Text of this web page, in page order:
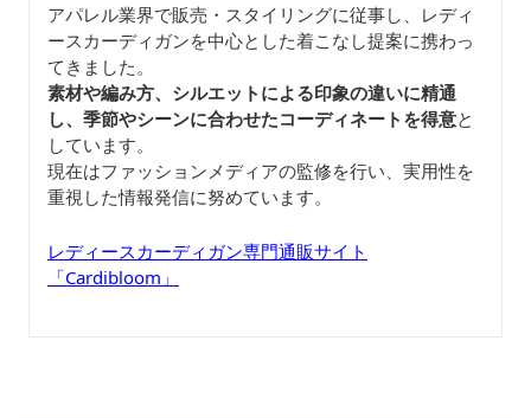
アパレル業界で販売・スタイリングに従事し、レディ
ースカーディガンを中心とした着こなし提案に携わっ
てきました。
素材や編み方、シルエットによる印象の違いに精通
し、季節やシーンに合わせたコーディネートを得意と
しています。
現在はファッションメディアの監修を行い、実用性を
重視した情報発信に努めています。
レディースカーディガン専門通販サイト
「Cardibloom」